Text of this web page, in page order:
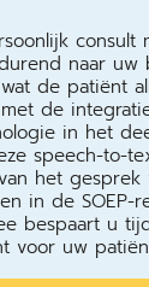
consult
naar uw
de patiënt
de
in het
speech-to-
het gesprek
in de SOEP-
bespaart u
voor uw